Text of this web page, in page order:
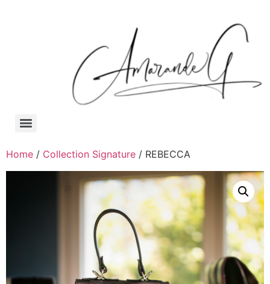
Home / Collection Signature / REBECCA